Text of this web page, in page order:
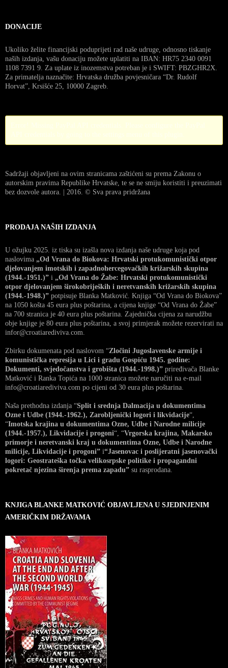
DONACIJE
Ukoliko želite financijski poduprijeti rad naše udruge, odnosno tiskanje
naših izdanja, vašu donaciju možete uplatiti na IBAN: HR75 2340 0091
1108 7391 9. Za uplate iz inozemstva potreban je i SWIFT: PBZGHR2X.
Za primatelja naznačite: Hrvatska družba povjesničara “Dr. Rudolf
Horvat”, Krsišće 25, 10000 Zagreb.
Sadržaji objavljeni na ovim stranicama zaštićeni su prema Zakonu o
autorskim pravima Republike Hrvatske, te se ne smiju koristiti i preuzimati
bez dozvole autora. | 2016. © Sva prava pridržana
PRODAJA NAŠIH IZDANJA
U ožujku 2025. iz tiska su izašla nova izdanja naše udruge koja pod
naslovima „Od Vrana do Biokova: Hrvatski protukomunistički otpor
djelovanjem imotskih i zapadnohercegovačkih križarskih skupina
(1944.-1951.)” i „Od Vrana do Žabe: Hrvatski protukomunistički
otpor djelovanjem širokobrijeških i neretvanskih križarskih skupina
(1944.-1948.)” potpisuje Blanka Matković. Knjiga “Od Vrana do Biokova”
na 1050 košta 45 eura plus poštarina, a cijena knjige “Od Vrana do Žabe”
na 700 stranica je 40 eura plus poštarina. Zajednička cijena za narudžbu
obje knjige je 80 eura plus poštarina, a svoj primjerak možete rezervirati na
infor@croatiarediviva.com.
Zbirku dokumenata pod naslovom “Zločini Jugoslavenske armije i
komunistička represija u Lici i gradu Gospiću 1945. godine:
Dokumenti, svjedočanstva i grobišta (1944.-1998.)” priređivača Blanke
Matković i Ranka Topića na 1000 stranica možete naručiti na e-mail
info@croatiarediviva.com po cijeni od 30 eura plus poštarina.
Naša prethodna izdanja “Split i srednja Dalmacija u dokumentima
Ozne i Udbe (1944.-1962.), Zarobljenički logori i likvidacije“,
“Imotska krajina u dokumentima Ozne, Udbe i Narodne milicije
(1944.-1957.), Likvidacije i progoni“, “Vrgorska krajina, Makarsko
primorje i neretvanski kraj u dokumentima Ozne, Udbe i Narodne
milicije, Likvidacije i progoni” i“Jasenovac i poslijeratni jasenovački
logori: Geostrateška točka velikosrpske politike i propagandni
pokretač njezina širenja prema zapadu” su rasprodana.
KNJIGA BLANKE MATKOVIĆ OBJAVLJENA U SJEDINJENIM
AMERIČKIM DRŽAVAMA